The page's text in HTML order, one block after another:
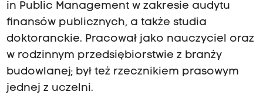
in Public Management w zakresie audytu
finansów publicznych, a także studia
doktoranckie. Pracował jako nauczyciel oraz
w rodzinnym przedsiębiorstwie z branży
budowlanej; był też rzecznikiem prasowym
jednej z uczelni.